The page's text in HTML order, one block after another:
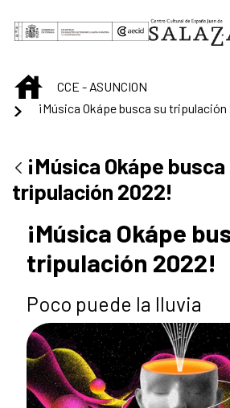
Saltar al contenido principal
INICIOCCE - ASUNCION
¡Música Okápe busca su tripulación
¡Música Okápe busca
tripulación 2022!
¡Música Okápe
tripulación 2022!
Poco puede la lluvia